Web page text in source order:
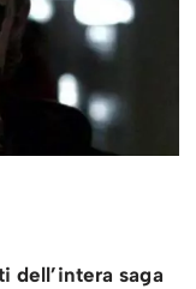
dell’intera saga